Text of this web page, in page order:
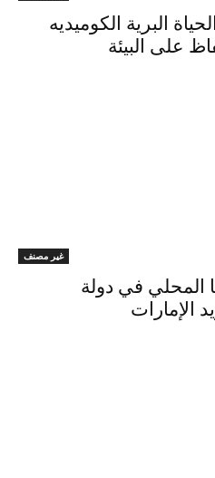
البرية الكوميديه
على البيئة
غير مصنف
في دولة
الإمارات